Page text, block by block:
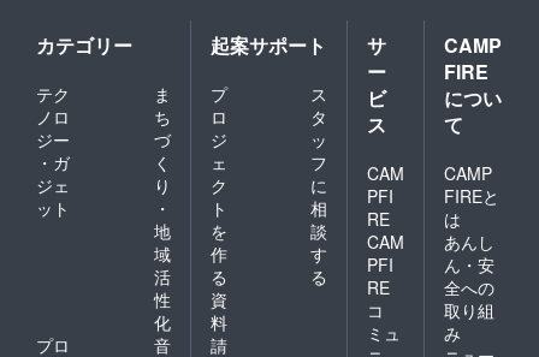
カテゴリー
テク
ノロ
ジー
・ガ
ジェ
ット
ま
ち
づ
く
り
・
地
域
活
性
化
プロ
音
起案サポート
プ
ロ
ジ
ェ
ク
ト
を
作
る
ス
タ
ッ
フ
に
相
談
す
る
資
料
請
サ
ー
ビ
ス
CAM
PFI
RE
CAM
PFI
RE
コ
ミュ
CAMP
FIRE
につい
て
CAMP
FIREと
は
あんし
ん・安
全への
取り組
み